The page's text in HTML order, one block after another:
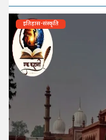
इतिहास-संस्कृति